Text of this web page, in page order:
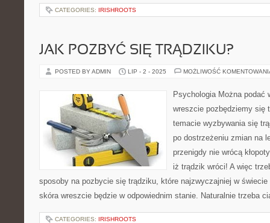
CATEGORIES: IRISHROOTS
JAK POZBYĆ SIĘ TRĄDZIKU?
POSTED BY ADMIN LIP - 2 - 2025 MOŻLIWOŚĆ
Psychologia Można podać
wreszcie pozbędziemy się
temacie wyzbywania się
po dostrzeżeniu zmian na
przenigdy nie wrócą
iż trądzik wróci! A więc
sposoby na pozbycie się trądziku, które najzwyczajniej w
skóra wreszcie będzie w odpowiednim stanie. Naturalnie trzeba
CATEGORIES: IRISHROOTS